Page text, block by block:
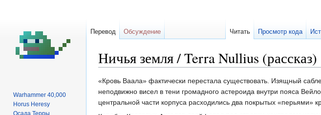
Ничья земля / Terra Nullius (рассказ)
Перейти
к
навигации
Перейти
к
поиску
«Кровь Ваала» фактически перестала существовать. Изящный
неподвижно висел в тени громадного астероида внутри пояса
центральной части корпуса расходились два покрытых «перьями»
Перевод Обсуждение Читать Просмотр кода
Warhammer 40,000
Horus Heresy
Осада Терры